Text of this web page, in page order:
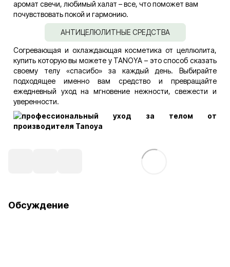
аромат свечи, любимый халат – все, что поможет вам
почувствовать покой и гармонию.
АНТИЦЕЛЮЛИТНЫЕ СРЕДСТВА
Согревающая и охлаждающая косметика от целлюлита,
купить которую вы можете у TANOYA – это способ сказать
своему телу «спасибо» за каждый день. Выбирайте
подходящее именно вам средство и превращайте
ежедневный уход на мгновение нежности, свежести и
уверенности.
Обсуждение